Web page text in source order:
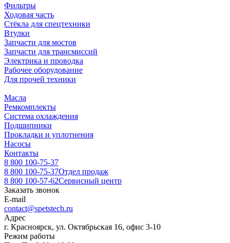
Фильтры
Ходовая часть
Стёкла для спецтехники
Втулки
Запчасти для мостов
Запчасти для трансмиссий
Электрика и проводка
Рабочее оборудование
Для прочей техники
Масла
Ремкомплекты
Система охлаждения
Подшипники
Прокладки и уплотнения
Насосы
Контакты
8 800 100-75-37
8 800 100-75-37Отдел продаж
8 800 100-57-62Сервисный центр
Заказать звонок
E-mail
contact@spetstech.ru
Адрес
г. Красноярск, ул. Октябрьская 16, офис 3-10
Режим работы